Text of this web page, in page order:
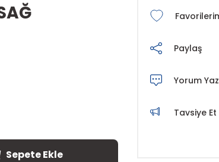
Sepete Ekle
Paylaş
Yorum Yaz
Tavsiye Et